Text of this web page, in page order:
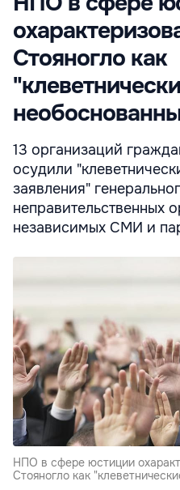
Стояногло как
13 организаций
осудили
заявления"
неправительственных
независимых СМИ и
НПО в сфере юстиции
Стояногло как